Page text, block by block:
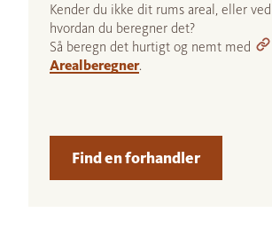
Kender du ikke dit rums areal, eller
hvordan du beregner det?
Så beregn det hurtigt og nemt med
Arealberegner.
Find en forhandler